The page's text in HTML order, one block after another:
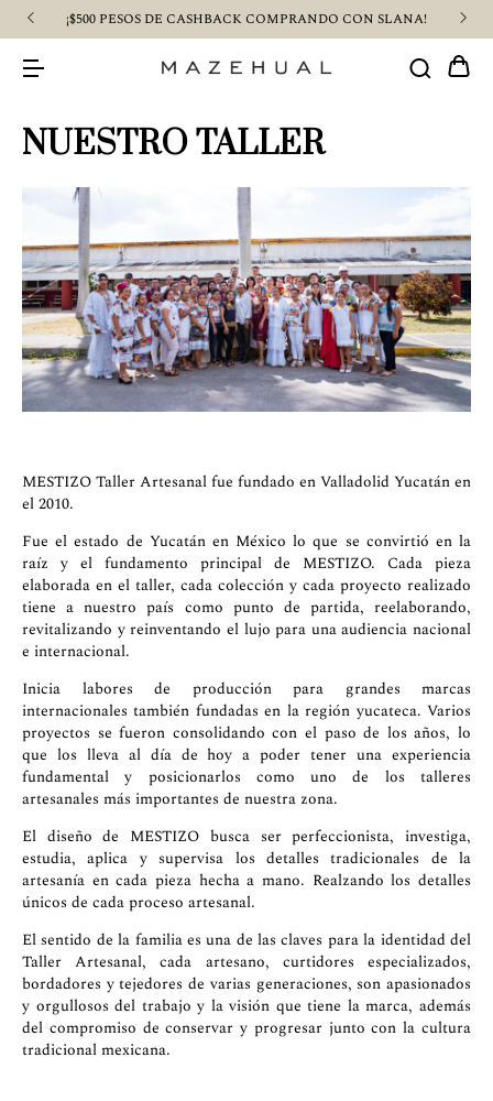
¡$500 PESOS DE CASHBACK COMPRANDO CON SLANA!
NUESTRO TALLER
MESTIZO Taller Artesanal fue fundado en Valladolid Yucatán en
el 2010.
Fue el estado de Yucatán en México lo que se convirtió en la
raíz y el fundamento principal de MESTIZO. Cada pieza
elaborada en el taller, cada colección y cada proyecto realizado
tiene a nuestro país como punto de partida, reelaborando,
revitalizando y reinventando el lujo para una audiencia nacional
e internacional.
Inicia labores de producción para grandes marcas
internacionales también fundadas en la región yucateca. Varios
proyectos se fueron consolidando con el paso de los años, lo
que los lleva al día de hoy a poder tener una experiencia
fundamental y posicionarlos como uno de los talleres
artesanales más importantes de nuestra zona.
El diseño de MESTIZO busca ser perfeccionista, investiga,
estudia, aplica y supervisa los detalles tradicionales de la
artesanía en cada pieza hecha a mano. Realzando los detalles
únicos de cada proceso artesanal.
El sentido de la familia es una de las claves para la identidad del
Taller Artesanal, cada artesano, curtidores especializados,
bordadores y tejedores de varias generaciones, son apasionados
y orgullosos del trabajo y la visión que tiene la marca, además
del compromiso de conservar y progresar junto con la cultura
tradicional mexicana.